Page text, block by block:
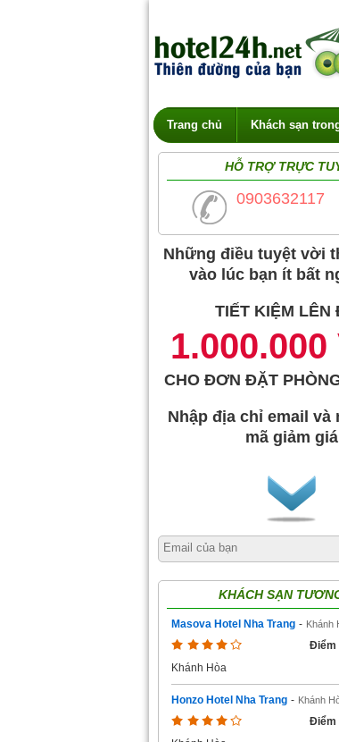
Trang chủ Khách sạn
HỖ TRỢ TRỰC
0903632117
Những điều tuyệt vời
vào lúc bạn ít bất
TIẾT KIỆM LÊN
CHO ĐƠN ĐẶT
Nhập địa chỉ email và
mã giảm giá
KHÁCH SẠN
Masova Hotel Nha Trang - Khánh
Điểm
Khánh Hòa
Honzo Hotel Nha Trang - Khánh
Điểm